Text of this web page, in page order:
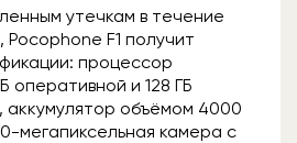
утечкам в течение
F1 получит
процессор
оперативной и 128 ГБ
аккумулятор объёмом 4000
мегапиксельная камера с